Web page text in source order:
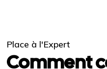
Place à l'Expert
Comment